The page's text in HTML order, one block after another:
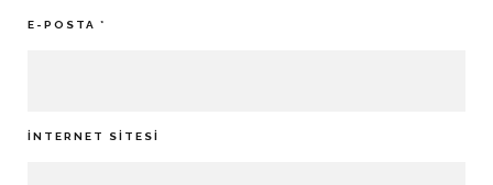
E-POSTA *
İNTERNET SITESI